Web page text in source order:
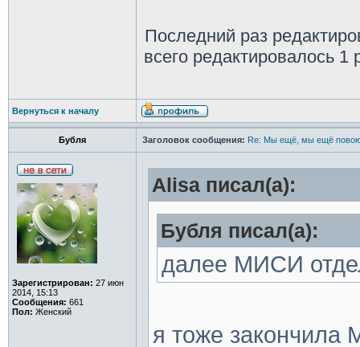
Последний раз
всего редактировалось 1
Вернуться к началу
Бубля Заголовок сообщения: Re: Мы ещё, мы ещё
Зарегистрирован: 27 июн
2014, 15:13
Сообщения: 661
Пол: Женский
Alisa писал(а):
Бубля писал(а):
далее МИСИ
я тоже